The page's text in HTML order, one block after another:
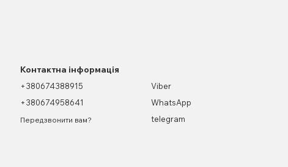
Контактна інформація
+380674388915
+380674958641
Передзвонити вам?
Viber
WhatsApp
telegram